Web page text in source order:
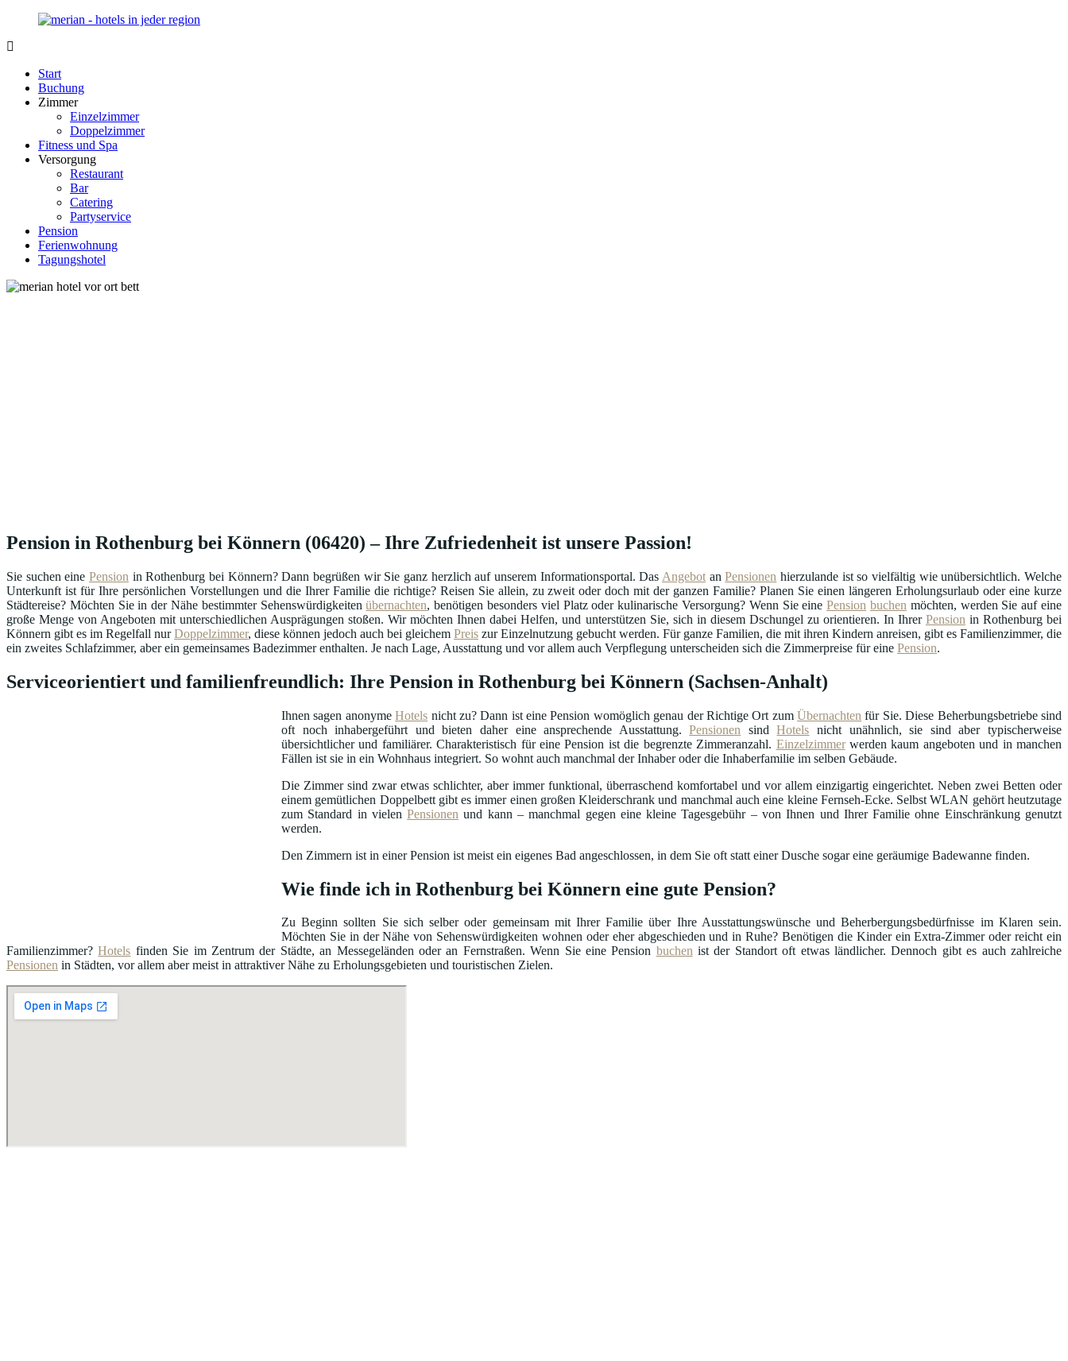
Zurück
Inhalt
Hotel.de
Portal
Hotels,
Unterkunft
Reisen
Deutschland
Start
Buchung
Zimmer
Einzelzimmer
Doppelzimmer
Fitness und Spa
Versorgung
Restaurant
Bar
Catering
Partyservice
Pension
Ferienwohnung
Tagungshotel
Pension in Rothenburg bei Könnern (06420) – Ihre Zufriedenheit ist unsere Passion!
Sie suchen eine Pension in Rothenburg bei Könnern? Dann begrüßen wir Sie ganz herzlich auf unserem Informationsportal. Das Angebot anPensionen hierzulande ist so vielfältig wie unübersichtlich. Welche
Unterkunft ist für Ihre persönlichen Vorstellungen und die Ihrer Familie die richtige? Reisen Sie allein, zu zweit oder doch mit der ganzen Familie? Planen Sie einen längeren Erholungsurlaub oder eine kurze
Städtereise? Möchten Sie in der Nähe bestimmter Sehenswürdigkeitenübernachten, benötigen besonders viel Platz oder kulinarische Versorgung? Wenn Sie einePension buchen möchten, werden Sie auf eine
große Menge von Angeboten mit unterschiedlichen Ausprägungen stoßen. Wir möchten Ihnen dabei Helfen, und unterstützen Sie, sich in diesem Dschungel zu orientieren. In Ihrer Pension in Rothenburg bei
Könnern gibt es im Regelfall nurDoppelzimmer, diese können jedoch auch bei gleichem Preis zur Einzelnutzung gebucht werden. Für ganze Familien, die mit ihren Kindern anreisen, gibt es Familienzimmer, die
ein zweites Schlafzimmer, aber ein gemeinsames Badezimmer enthalten. Je nach Lage, Ausstattung und vor allem auch Verpflegung unterscheiden sich die Zimmerpreise für eine Pension.
Serviceorientiert und familienfreundlich: Ihre Pension in Rothenburg bei Könnern (Sachsen-Anhalt)
Ihnen sagen anonymeHotels nicht zu? Dann ist eine Pension womöglich genau der Richtige Ort zumÜbernachten für Sie. Diese Beherbungsbetriebe sind
oft noch inhabergeführt und bieten daher eine ansprechende Ausstattung.Pensionen sindHotels nicht unähnlich, sie sind aber typischerweise
übersichtlicher und familiärer. Charakteristisch für eine Pension ist die begrenzte Zimmeranzahl. Einzelzimmerwerden kaum angeboten und in manchen
Fällen ist sie in ein Wohnhaus integriert. So wohnt auch manchmal der Inhaber oder die Inhaberfamilie im selben Gebäude.
Die Zimmer sind zwar etwas schlichter, aber immer funktional, überraschend komfortabel und vor allem einzigartig eingerichtet. Neben zwei Betten oder
einem gemütlichen Doppelbett gibt es immer einen großen Kleiderschrank und manchmal auch eine kleine Fernseh-Ecke. Selbst WLAN gehört heutzutage
zum Standard in vielenPensionen und kann – manchmal gegen eine kleine Tagesgebühr – von Ihnen und Ihrer Familie ohne Einschränkung genutzt
werden.
Den Zimmern ist in einer Pension ist meist ein eigenes Bad angeschlossen, in dem Sie oft statt einer Dusche sogar eine geräumige Badewanne finden.
Wie finde ich in Rothenburg bei Könnern eine gute Pension?
Zu Beginn sollten Sie sich selber oder gemeinsam mit Ihrer Familie über Ihre Ausstattungswünsche und Beherbergungsbedürfnisse im Klaren sein.
Möchten Sie in der Nähe von Sehenswürdigkeiten wohnen oder eher abgeschieden und in Ruhe? Benötigen die Kinder ein Extra-Zimmer oder reicht ein
Familienzimmer?Hotels finden Sie im Zentrum der Städte, an Messegeländen oder an Fernstraßen. Wenn Sie eine Pension buchenist der Standort oft etwas ländlicher. Dennoch gibt es auch zahlreiche
Pensionen in Städten, vor allem aber meist in attraktiver Nähe zu Erholungsgebieten und touristischen Zielen.